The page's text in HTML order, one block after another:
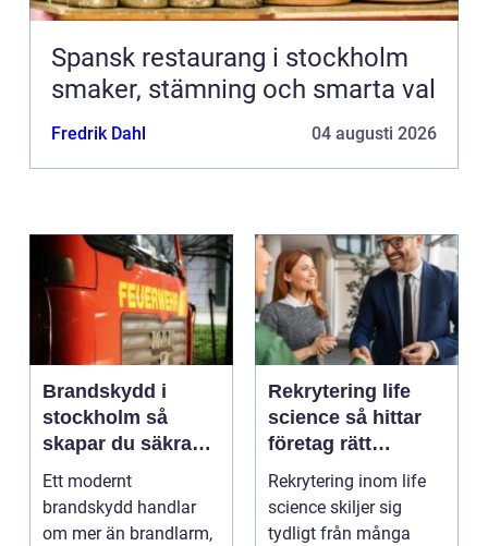
Spansk restaurang i stockholm
smaker, stämning och smarta val
Fredrik Dahl 04 augusti 2026
Brandskydd i
stockholm så
skapar du säkra
byggnader på
riktigt
Ett modernt
brandskydd handlar
om mer än brandlarm,
Rekrytering life
science så hittar
företag rätt
kompetens när
kraven är som
högst
Rekrytering inom life
science skiljer sig
tydligt från många